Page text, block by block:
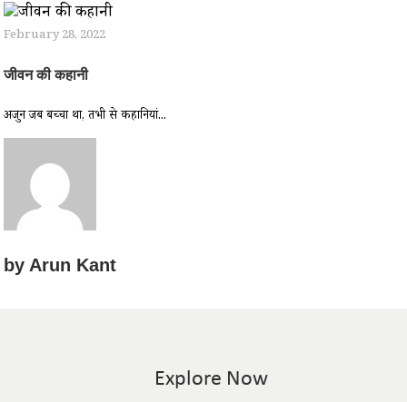
February 28, 2022
जीवन की कहानी
अर्जुन जब बच्चा था, तभी से कहानियां...
by Arun Kant
Explore Now